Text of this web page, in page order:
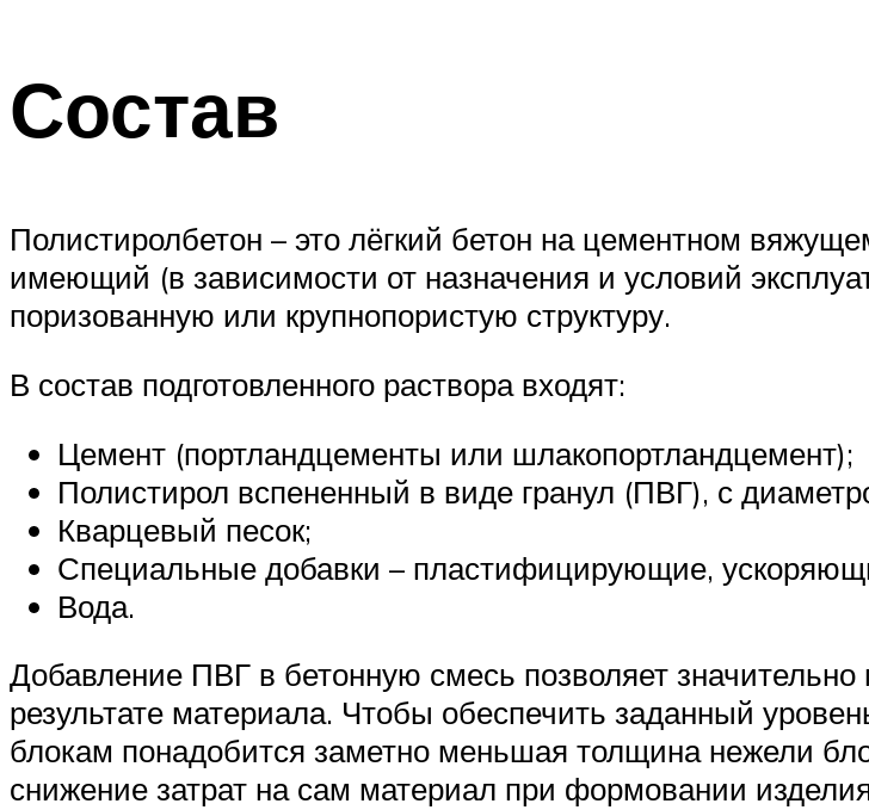
Состав
Полистиролбетон – это лёгкий бетон на цементном
имеющий (в зависимости от назначения и условий
поризованную или крупнопористую структуру.
В состав подготовленного раствора входят:
Цемент (портландцементы или шлакопортландцемент);
Полистирол вспененный в виде гранул (ПВГ), с
Кварцевый песок;
Специальные добавки – пластифицирующие,
Вода.
Добавление ПВГ в бетонную смесь позволяет значительно
результате материала. Чтобы обеспечить заданный
блокам понадобится заметно меньшая толщина нежели
снижение затрат на сам материал при формовании